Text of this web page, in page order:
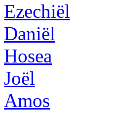
Ezechiël
Daniël
Hosea
Joël
Amos